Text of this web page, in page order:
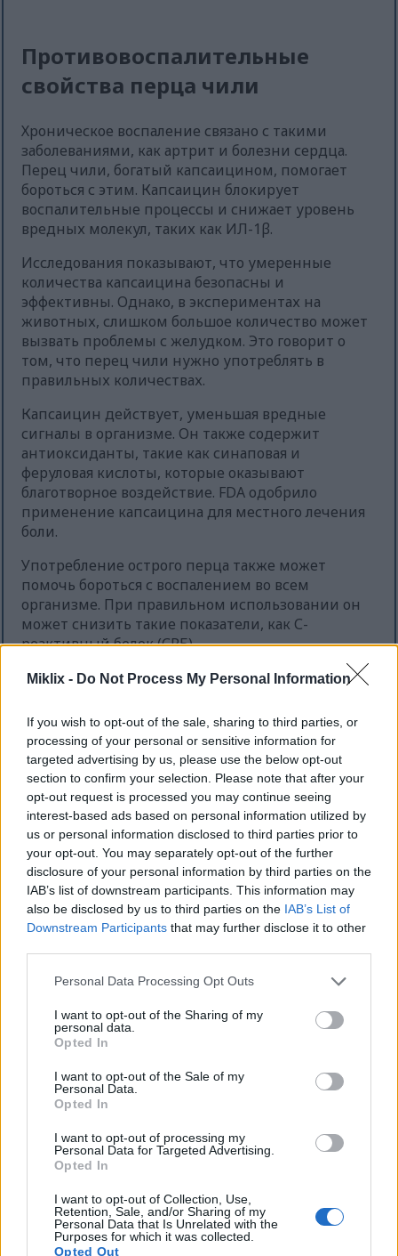
Miklix - Do Not Process My Personal Information
If you wish to opt-out of the sale, sharing to third parties, or
processing of your personal or sensitive information for
targeted advertising by us, please use the below opt-out
section to confirm your selection. Please note that after your
opt-out request is processed you may continue seeing
interest-based ads based on personal information utilized by
us or personal information disclosed to third parties prior to
your opt-out. You may separately opt-out of the further
disclosure of your personal information by third parties on the
IAB’s list of downstream participants. This information may
also be disclosed by us to third parties on the IAB’s List of
Downstream Participants that may further disclose it to other
Please note that this website/app uses one or more Google
not limited to your visit or usage behaviour. You may click to
grant or deny consent to Google and its third-party tags to
use your data for below specified purposes in below Google
consent section.
Personal Data Processing Opt Outs
I want to opt-out of the Sharing of my
personal data.
Opted In
I want to opt-out of the Sale of my
Personal Data.
Opted In
I want to opt-out of processing my
Personal Data for Targeted Advertising.
Opted In
I want to opt-out of Collection, Use,
Retention, Sale, and/or Sharing of my
Personal Data that Is Unrelated with the
Purposes for which it was collected.
Opted Out
Противовоспалительные
свойства перца чили
Хроническое воспаление связано с такими
заболеваниями, как артрит и болезни сердца.
Перец чили, богатый капсаицином, помогает
бороться с этим. Капсаицин блокирует
воспалительные процессы и снижает уровень
вредных молекул, таких как ИЛ-1β.
Исследования показывают, что умеренные
количества капсаицина безопасны и
эффективны. Однако, в экспериментах на
животных, слишком большое количество может
вызвать проблемы с желудком. Это говорит о
том, что перец чили нужно употреблять в
правильных количествах.
Капсаицин действует, уменьшая вредные
сигналы в организме. Он также содержит
антиоксиданты, такие как синаповая и
феруловая кислоты, которые оказывают
благотворное воздействие. FDA одобрило
применение капсаицина для местного лечения
боли.
Употребление острого перца также может
помочь бороться с воспалением во всем
организме. При правильном использовании он
может снизить такие показатели, как С-
реактивный белок (СРБ).
Добавление перца чили к блюдам с такими
сделать их еще вкуснее. Однако чрезмерное
употребление может вызвать расстройство
желудка. Всегда консультируйтесь с врачом
перед приемом добавок и начинайте с
небольших доз.
Чили для здоровья сердца
Добавление перца чили в рацион может
улучшить состояние сердечно-сосудистой
показывают, что у людей, употребляющих
перец чили, риск смерти от сердечно-
сосудистых заболеваний на 26% ниже.
Капсаицин, содержащийся в перце чили,
уровня холестерина.
холестерина и повышает уровень «хорошего»
холестерина. Это помогает поддерживать
здоровье артерий.
Перец чили также улучшает кровообращение,
стимулируя работу кровеносных сосудов.
Противовоспалительное действие капсаицина